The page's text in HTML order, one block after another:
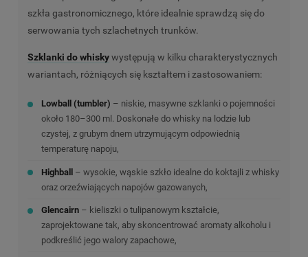
szkła gastronomicznego, które idealnie sprawdzą się do
serwowania tych szlachetnych trunków.
Szklanki do whiskywystępują w kilku charakterystycznych
wariantach, różniących się kształtem i zastosowaniem:
Lowball (tumbler) – niskie, masywne szklanki o pojemności
około 180–300 ml. Doskonałe do whisky na lodzie lub
czystej, z grubym dnem utrzymującym odpowiednią
temperaturę napoju,
Highball– wysokie, wąskie szkło idealne do koktajli z whisky
oraz orzeźwiających napojów gazowanych,
Glencairn– kieliszki o tulipanowym kształcie,
zaprojektowane tak, aby skoncentrować aromaty alkoholu i
podkreślić jego walory zapachowe,